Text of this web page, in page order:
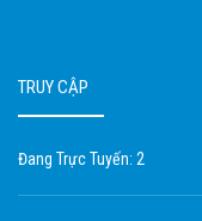
TRUY CẬP
Đang Trực Tuyến: 2